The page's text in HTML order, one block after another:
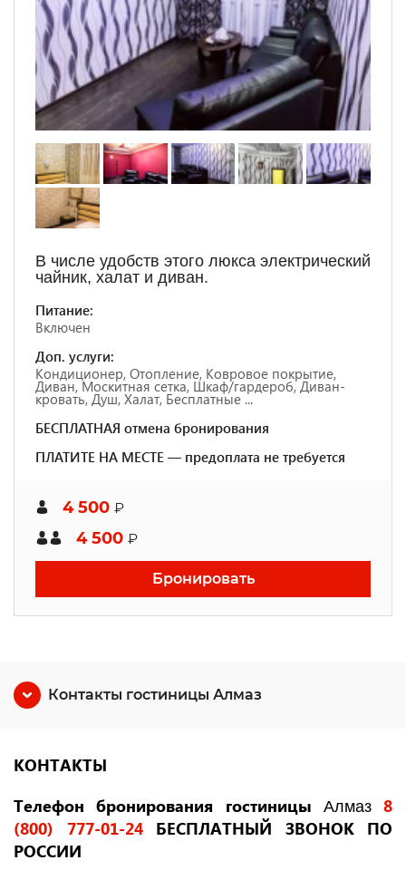
В числе удобств этого люкса электрический
чайник, халат и диван.
Питание:
Включен
Доп. услуги:
Кондиционер, Отопление, Ковровое покрытие,
Диван, Москитная сетка, Шкаф/гардероб, Диван-
кровать, Душ, Халат, Бесплатные ...
БЕСПЛАТНАЯ отмена бронирования
ПЛАТИТЕ НА МЕСТЕ — предоплата не требуется
4 500 ₽
4 500 ₽
Бронировать
Контакты гостиницы Алмаз
КОНТАКТЫ
Телефон бронирования гостиницы
Алмаз
8
(800) 777-01-24БЕСПЛАТНЫЙ ЗВОНОК ПО
РОССИИ